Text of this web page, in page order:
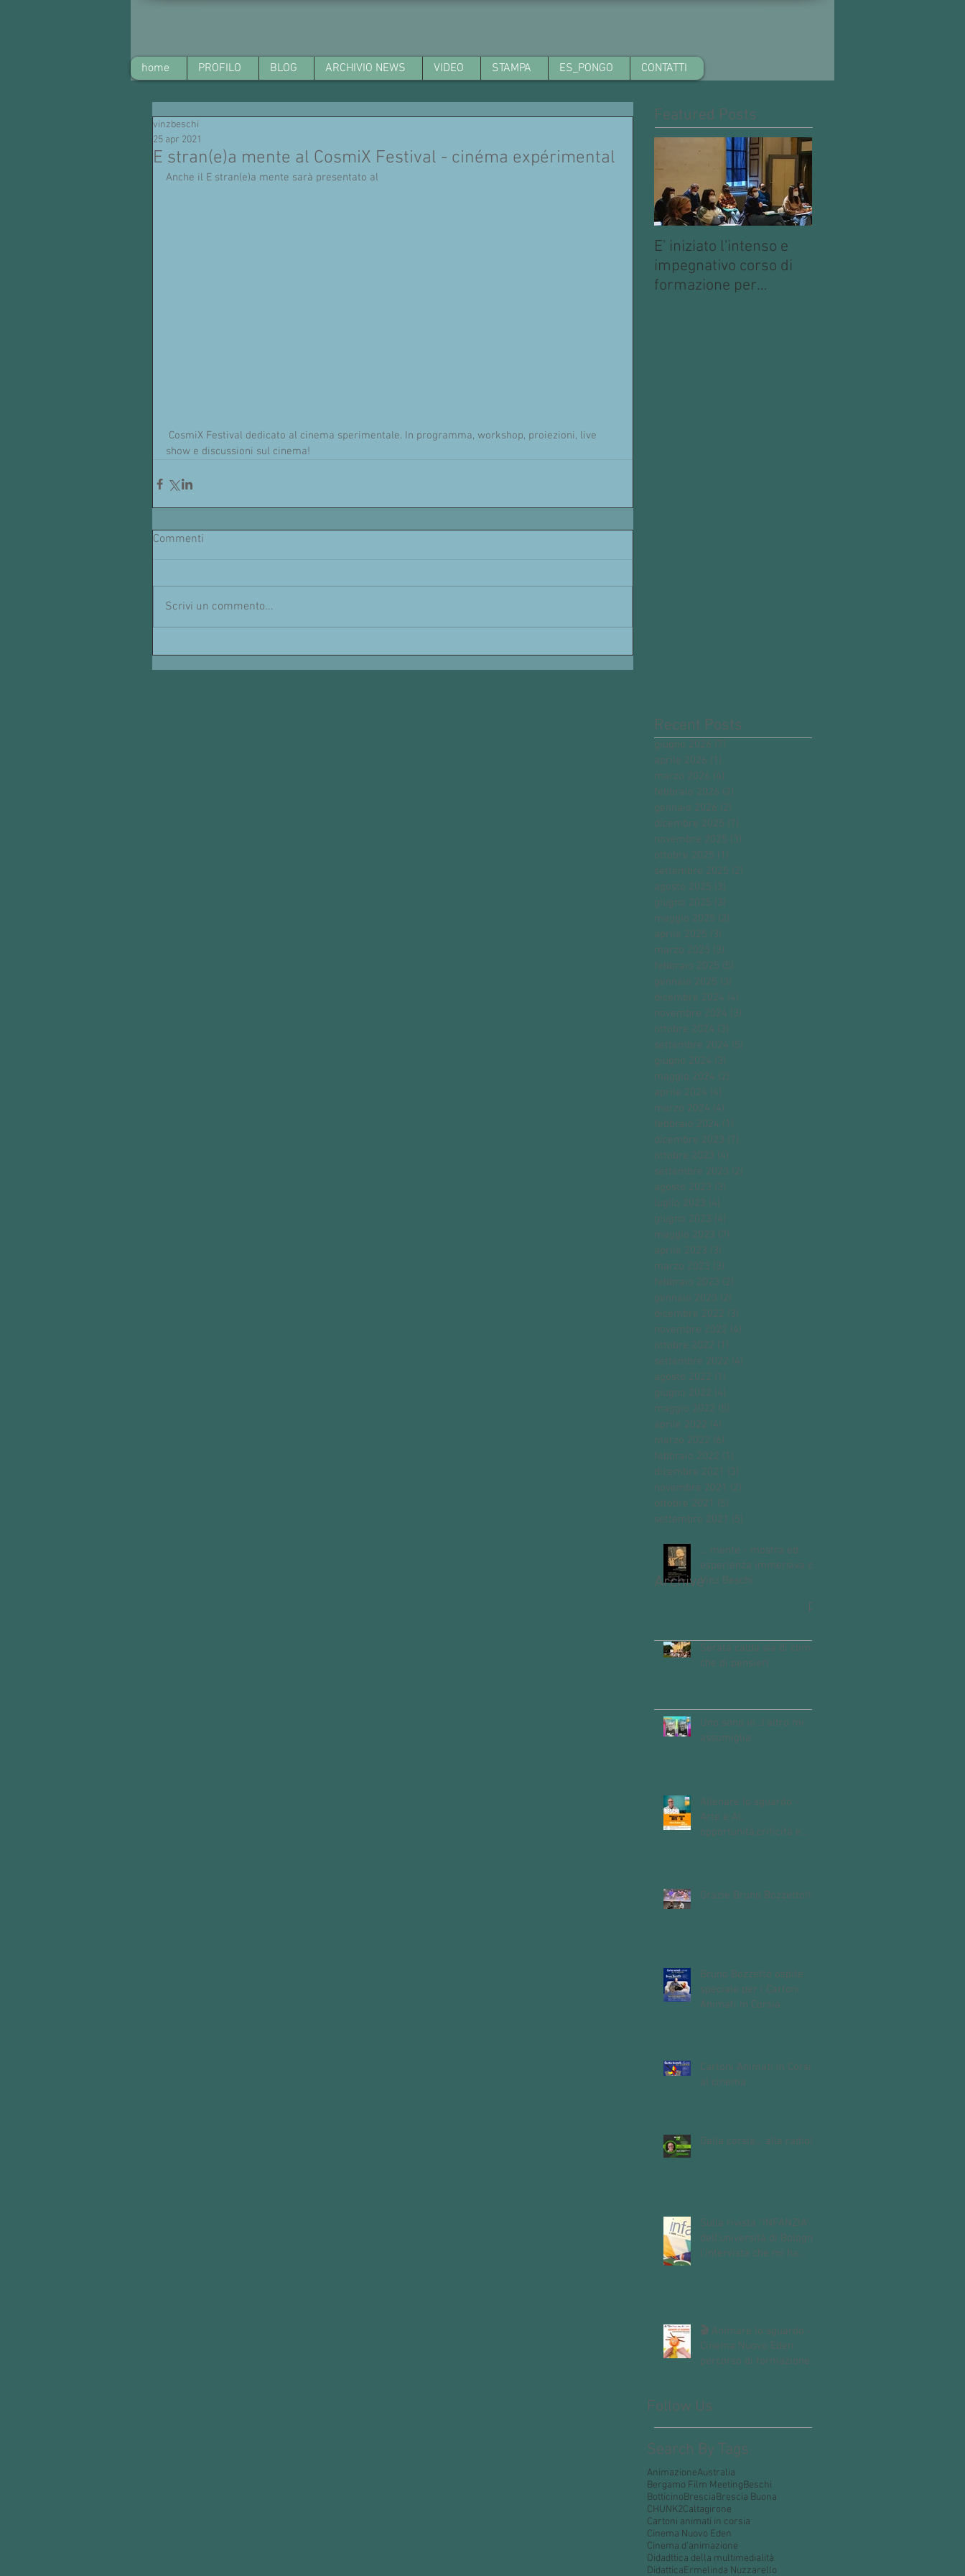
home PROFILO BLOG ARCHIVIO NEWS VIDEO STAMPA ES_PONGO CONTATTI
E stran(e)a mente al CosmiX Festival - cinéma expérimental
vinzbeschi
25 apr 2021
Anche il E stran(e)a mente sarà presentato al
show e discussioni sul cinema!
Commenti
Scrivi un commento...
Featured Posts
E' iniziato l'intenso e
impegnativo corso di
formazione per
Recent Posts
giugno 2026 (7)
aprile 2026 (1)
marzo 2026 (4)
febbraio 2026 (2)
gennaio 2026 (2)
dicembre 2025 (7)
novembre 2025 (3)
ottobre 2025 (1)
settembre 2025 (2)
agosto 2025 (3)
giugno 2025 (3)
maggio 2025 (2)
aprile 2025 (3)
marzo 2025 (3)
febbraio 2025 (5)
gennaio 2025 (3)
dicembre 2024 (4)
novembre 2024 (3)
ottobre 2024 (3)
settembre 2024 (5)
giugno 2024 (3)
maggio 2024 (2)
aprile 2024 (4)
marzo 2024 (4)
febbraio 2024 (1)
dicembre 2023 (7)
ottobre 2023 (4)
settembre 2023 (2)
agosto 2023 (3)
luglio 2023 (4)
giugno 2023 (4)
maggio 2023 (7)
aprile 2023 (3)
marzo 2023 (3)
febbraio 2023 (2)
gennaio 2023 (2)
dicembre 2022 (3)
novembre 2022 (4)
ottobre 2022 (1)
settembre 2022 (4)
agosto 2022 (1)
giugno 2022 (4)
maggio 2022 (5)
aprile 2022 (4)
marzo 2022 (6)
febbraio 2022 (1)
dicembre 2021 (3)
novembre 2021 (2)
ottobre 2021 (5)
settembre 2021 (5)
… mente - mostra ed
esperienza immersiva di
Vinz Beschi
Serata calda sia di clima
che di pensieri
Uno sono io...l'altro mi
assomiglia
Allenare lo sguardo -
Arte e AI,
opportunità,criticità e
Grazie Bruno Bozzetto!!!
Bruno Bozzetto ospite
speciale per i Cartoni
Animati In Corsia
Cartoni Animati in Corsia
al cinema
Dalla corsia… alla radio!
Sulla rivista "INFANZIA"
dell'università di Bologna,
l'intervista che mi ha
🎬 Animare lo sguardo -
Cinema Nuovo Eden -
percorso di formazione
scuola dell’infanzia e
Archive
Follow Us
Search By Tags
AnimazioneAustralia
Bergamo Film MeetingBeschi
BotticinoBresciaBrescia Buona
CHUNK2Caltagirone
Cartoni animati in corsia
Cinema Nuovo Eden
Cinema d'animazione
Didadttica della multimedialità
DidatticaErmelinda Nuzzarello